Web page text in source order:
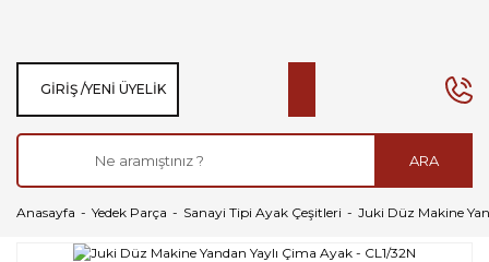
ARA
GIRIŞ /YENI ÜYELIK
Anasayfa Yedek Parça Sanayi Tipi Ayak Çeşitleri Juki Düz Makine